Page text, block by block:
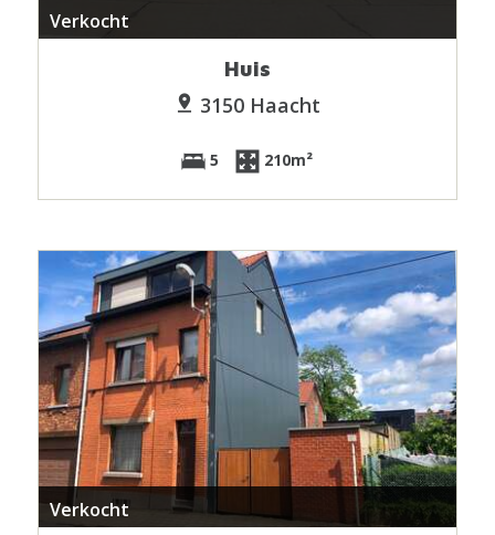
Verkocht
Huis
3150 Haacht
5 210m²
Verkocht